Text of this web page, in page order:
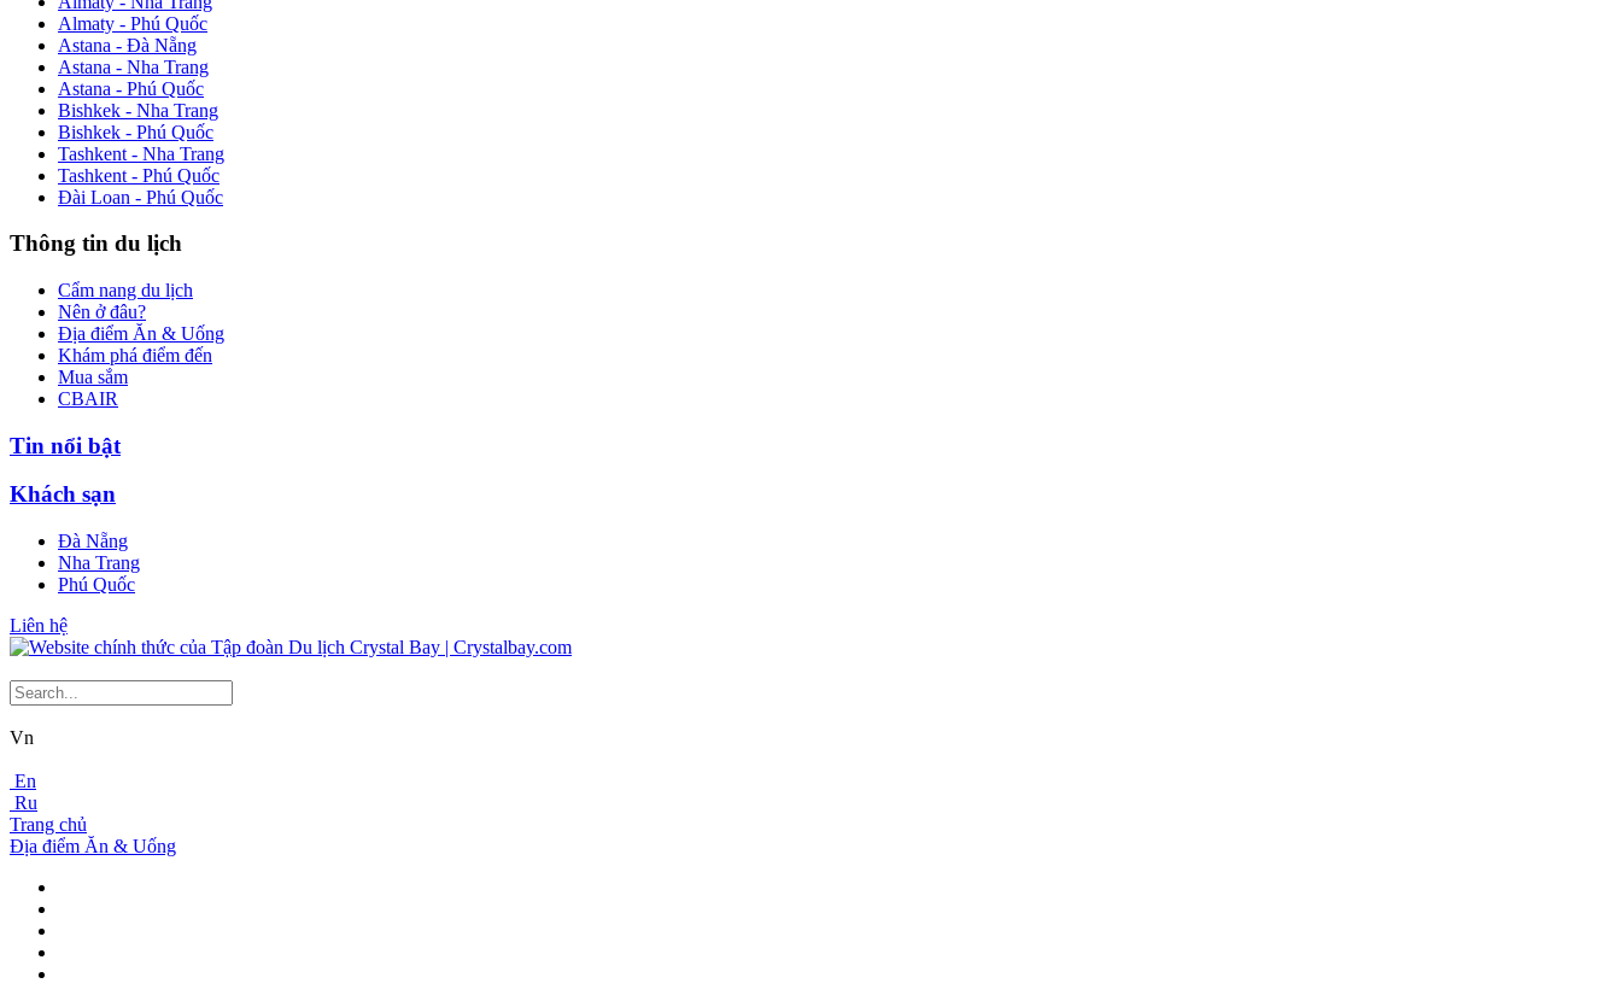
Almaty - Phú Quốc
Astana - Đà Nẵng
Astana - Nha Trang
Astana - Phú Quốc
Bishkek - Nha Trang
Bishkek - Phú Quốc
Tashkent - Nha Trang
Tashkent - Phú Quốc
Đài Loan - Phú Quốc
Thông tin du lịch
Cẩm nang du lịch
Nên ở đâu?
Địa điểm Ăn & Uống
Khám phá điểm đến
Mua sắm
CBAIR
Tin nổi bật
Khách sạn
Đà Nẵng
Nha Trang
Phú Quốc
Liên hệ
Vn
En
Ru
Trang chủ
Địa điểm Ăn & Uống